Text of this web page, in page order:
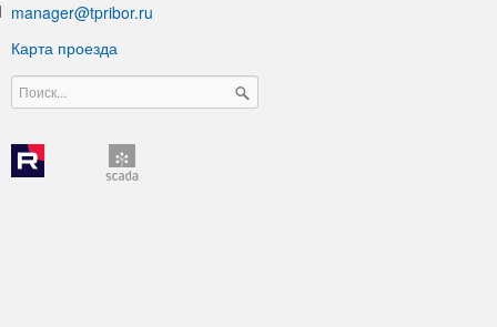
manager@tpribor.ru
Карта проезда